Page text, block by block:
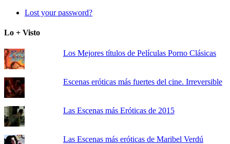
Lost your password?
Lo + Visto
Los Mejores títulos de Películas Porno Clásicas
Escenas eróticas más fuertes del cine. Irreversible
Las Escenas más Eróticas de 2015
Las Escenas más eróticas de Maribel Verdú